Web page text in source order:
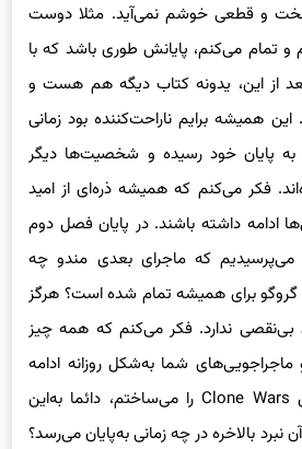
سخت و قطعی خوشم نمی‌آید. مثلا دوست
و تمام می‌کنم، پایانش طوری باشد که با
از این، یدونه کتاب دیگه هم هست و
همیشه برایم ناراحت‌کننده بود زمانی
پایان خود رسیده و شخصیت‌ها دیگر
فکر می‌کنم که همیشه ذره‌ای از امید
ادامه داشته باشند. در پایان فصل دوم
می‌پرسیدیم که ماجرای بعدی مندو چه
و گروگو برای همیشه تمام شده است؟ هرگز
بی‌نقصی ندارد. فکر می‌کنم که همه چیز
ماجراجویی‌های شما به‌شکل روزانه ادامه
دارند. آن زمان که سریال Clone Wars را می‌ساختم، دائما به‌این
بالاخره در چه زمانی به‌پایان می‌رسد؟